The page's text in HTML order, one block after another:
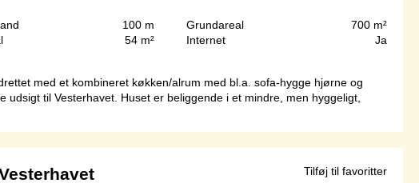
100 m
54 m²
Grundareal
700 m²
Internet
Ja
med et kombineret køkken/alrum med bl.a. sofa-hygge hjørne og
til Vesterhavet. Huset er beliggende i et mindre, men hyggeligt,
Tilføj til favoritter